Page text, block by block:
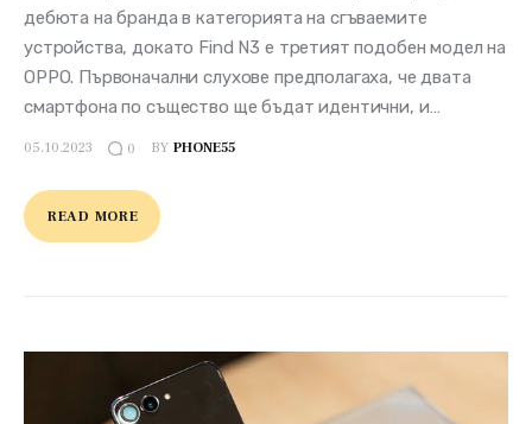
дебюта на бранда в категорията на сгъваемите
устройства, докато Find N3 е третият подобен модел на
OPPO. Първоначални слухове предполагаха, че двата
смартфона по същество ще бъдат идентични, и…
05.10.2023 0 BY PHONE55
READ MORE